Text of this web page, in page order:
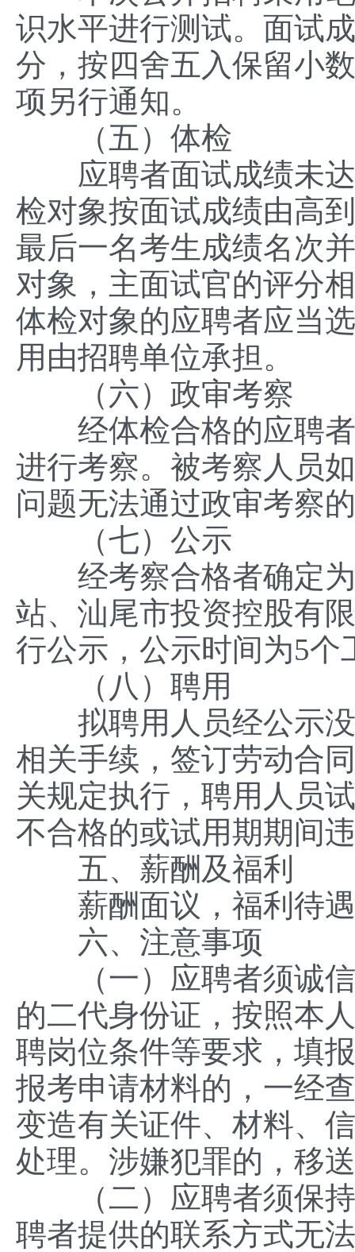
识水平进行测试。面试
分，按四舍五入保留小
项另行通知。
（五）体检
应聘者面试成绩未达
检对象按面试成绩由高
最后一名考生成绩名次
对象，主面试官的评分
体检对象的应聘者应当
用由招聘单位承担。
（六）政审考察
经体检合格的应聘者
进行考察。被考察人员
问题无法通过政审考察
（七）公示
经考察合格者确定为
站、汕尾市投资控股有
行公示，公示时间为5
（八）聘用
拟聘用人员经公示没
相关手续，签订劳动合
关规定执行，聘用人员
不合格的或试用期期间
五、薪酬及福利
薪酬面议，福利待遇
六、注意事项
（一）应聘者须诚信
的二代身份证，按照本
聘岗位条件等要求，填
报考申请材料的，一经
变造有关证件、材料、
处理。涉嫌犯罪的，移
（二）应聘者须保持
聘者提供的联系方式无